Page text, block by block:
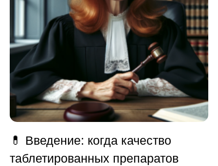
💊 Введение: когда качество
таблетированных препаратов